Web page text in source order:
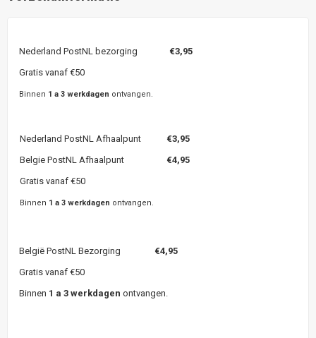
Nederland PostNL bezorging €3,95
Gratis vanaf €50
Binnen 1 a 3 werkdagen ontvangen.
Nederland PostNL Afhaalpunt €3,95
Belgie PostNL Afhaalpunt
€4,95
Gratis vanaf €50
Binnen 1 a 3 werkdagen ontvangen.
België PostNL Bezorging €4,95
Gratis vanaf €50
Binnen 1 a 3 werkdagen ontvangen.